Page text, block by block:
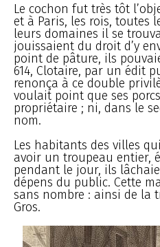
Le cochon fut très tôt
et à Paris, les rois, toutes
leurs domaines il se
jouissaient du droit d’y
point de pâture, ils
614, Clotaire, par un édit
renonça à ce double
voulait point que ses
propriétaire ; ni, dans le
nom.
Les habitants des villes
avoir un troupeau entier,
pendant le jour, ils
dépens du public. Cette
sans nombre : ainsi de la
Gros.